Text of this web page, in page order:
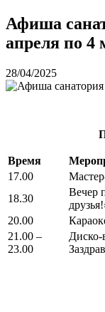
Афиша
апреля по 4
28/04/2025
Время
17.00
18.30
Вечер
20.00
21.00 –
23.00
Диско-